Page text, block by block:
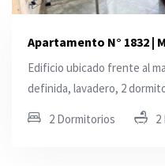
Apartamento N° 1832 |
Edificio ubicado frente al
definida, lavadero, 2
2 Dormitorios 2